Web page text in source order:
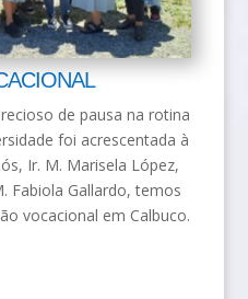
de pausa na rotina
foi acrescentada à
Ir. M. Marisela López,
Fabiola Gallardo, temos
vocacional em Calbuco.